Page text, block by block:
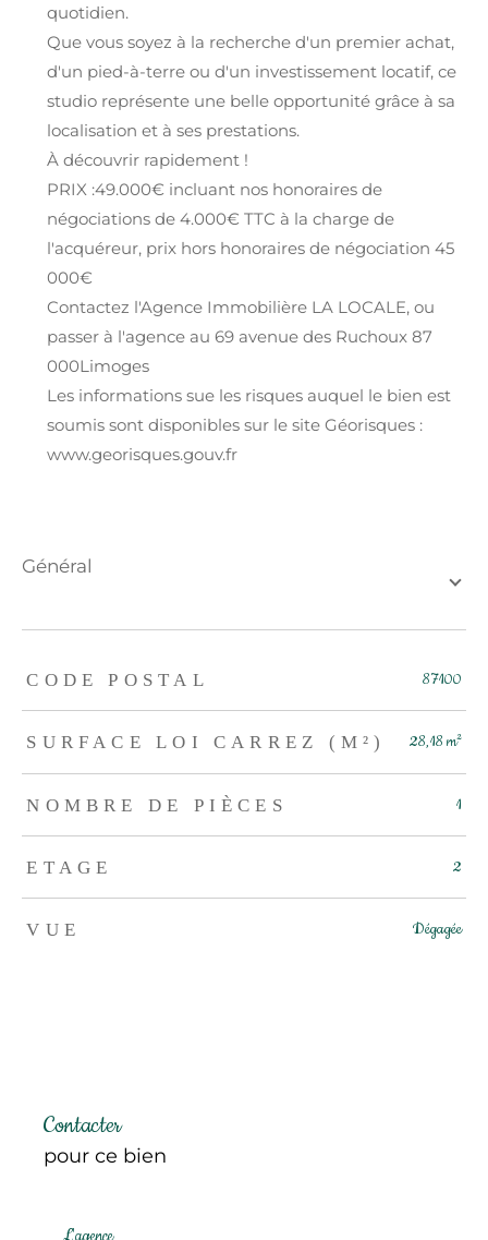
quotidien.
Que vous soyez à la recherche d'un premier achat,
d'un pied-à-terre ou d'un investissement locatif, ce
studio représente une belle opportunité grâce à sa
localisation et à ses prestations.
À découvrir rapidement !
PRIX :49.000€ incluant nos honoraires de
négociations de 4.000€ TTC à la charge de
l'acquéreur, prix hors honoraires de négociation 45
000€
Contactez l'Agence Immobilière LA LOCALE, ou
passer à l'agence au 69 avenue des Ruchoux 87
000Limoges
Les informations sue les risques auquel le bien est
soumis sont disponibles sur le site Géorisques :
www.georisques.gouv.fr
général
TRAD_ZEPHYR_Caracteristique TRAD_ZEPHYR_Valeurs
CODE POSTAL 87100
SURFACE LOI CARREZ (M²) 28,18 m²
NOMBRE DE PIÈCES 1
ETAGE 2
VUE Dégagée
Contacter
pour ce bien